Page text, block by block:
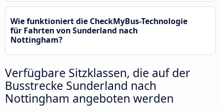
Wie funktioniert die CheckMyBus-Technologie
für Fahrten von Sunderland nach
Nottingham?
Verfügbare Sitzklassen, die auf der
Busstrecke Sunderland nach
Nottingham angeboten werden